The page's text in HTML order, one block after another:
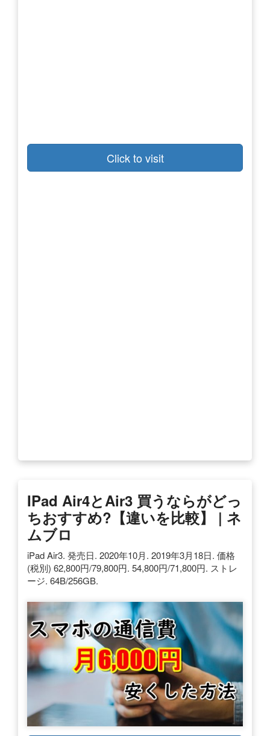
Click to visit
IPad Air4とAir3 買うならがどっ
ちおすすめ?【違いを比較】 | ネ
ムブロ
iPad Air3. 発売日. 2020年10月. 2019年3月18日. 価格
(税別) 62,800円/79,800円. 54,800円/71,800円. ストレ
ージ. 64B/256GB.